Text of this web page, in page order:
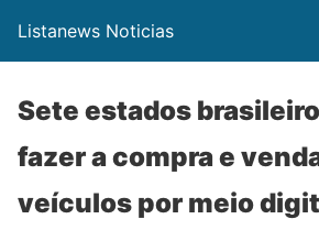
Listanews Noticias
Sete estados
fazer a compra e
veículos por meio